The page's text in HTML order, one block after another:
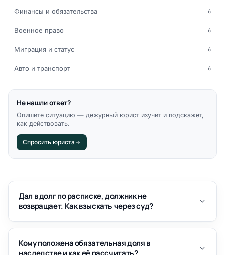
Финансы и обязательства 6
Военное право 6
Миграция и статус 6
Авто и транспорт 6
Не нашли ответ?
Опишите ситуацию — дежурный юрист изучит и подскажет,
как действовать.
Спросить юриста
Дал в долг по расписке, должник не
возвращает. Как взыскать через суд?
Кому положена обязательная доля в